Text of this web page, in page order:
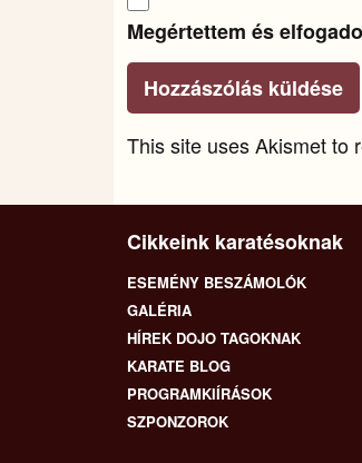
Megértettem és
This site uses Akismet to
Cikkeink karatésoknak
ESEMÉNY BESZÁMOLÓK
GALÉRIA
HÍREK DOJO TAGOKNAK
KARATE BLOG
PROGRAMKIÍRÁSOK
SZPONZOROK